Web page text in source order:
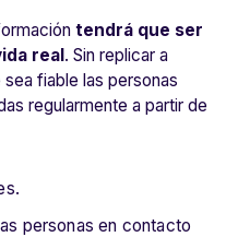
tendrá que ser
real . Sin replicar a
fiable las personas
regularmente a partir de
personas en contacto